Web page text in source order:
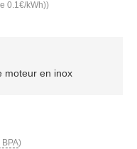
0.1€/kWh))
moteur en inox
)